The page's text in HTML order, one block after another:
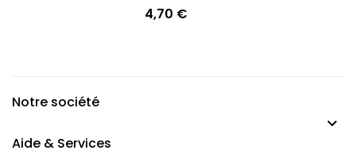
Prix
4,70 €
Notre société

Aide & Services